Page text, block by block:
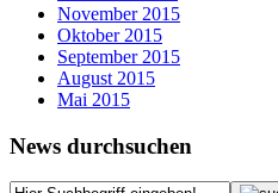
November 2015
Oktober 2015
September 2015
August 2015
Mai 2015
News durchsuchen